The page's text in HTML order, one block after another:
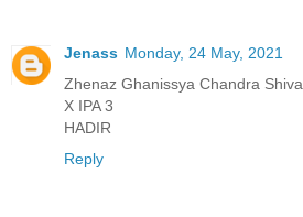
Jenass Monday, 24 May, 2021
Zhenaz Ghanissya Chandra Shiva
X IPA 3
HADIR
Reply